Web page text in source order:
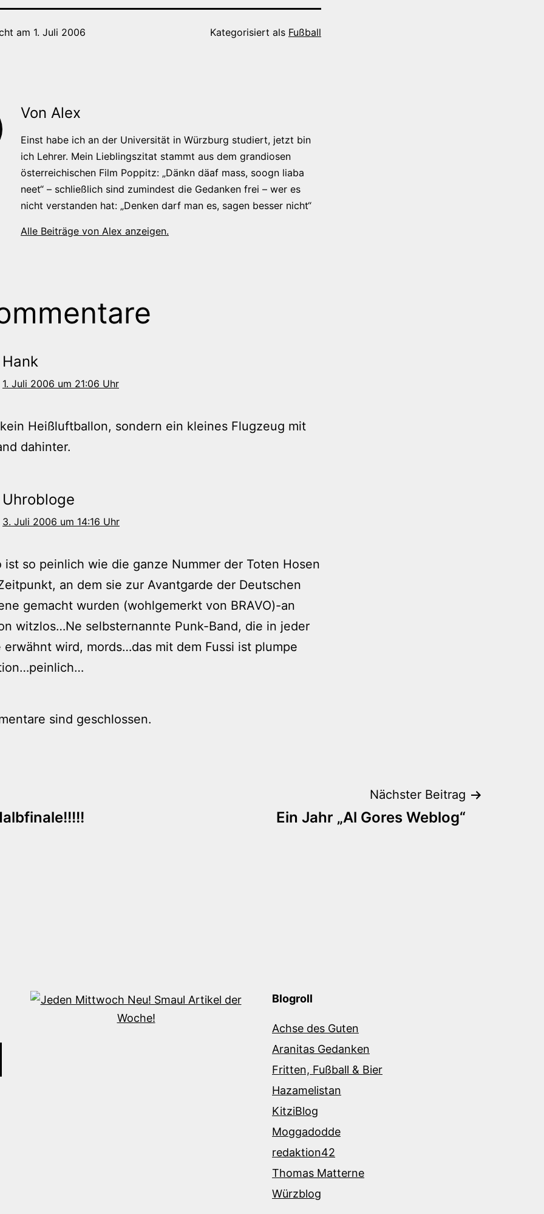
am 1. Juli 2006 Kategorisiert als Fußball
Von Alex
Einst habe ich an der Universität in Würzburg studiert, jetzt bin
ich Lehrer. Mein Lieblingszitat stammt aus dem grandiosen
österreichischen Film Poppitz: „Dänkn däaf mass, soogn liaba
neet“ – schließlich sind zumindest die Gedanken frei – wer es
nicht verstanden hat: „Denken darf man es, sagen besser nicht“
Alle Beiträge von Alex anzeigen.
Hank
1. Juli 2006 um 21:06 Uhr
Heißluftballon, sondern ein kleines Flugzeug mit
dahinter.
Uhrobloge
3. Juli 2006 um 14:16 Uhr
ist so peinlich wie die ganze Nummer der Toten Hosen
an dem sie zur Avantgarde der Deutschen
gemacht wurden (wohlgemerkt von BRAVO)-an
witzlos…Ne selbsternannte Punk-Band, die in jeder
erwähnt wird, mords…das mit dem Fussi ist plumpe
sind geschlossen.
Nächster Beitrag
Ein Jahr „Al Gores Weblog“
Blogroll
Achse des Guten
Aranitas Gedanken
Fritten, Fußball & Bier
Hazamelistan
KitziBlog
Moggadodde
redaktion42
Thomas Matterne
Würzblog